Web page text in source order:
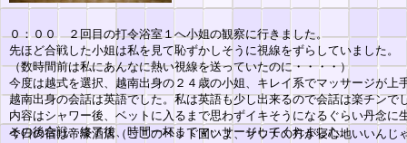
今日の宿は帝濠酒店（ここのベット固いよ、サウナの方が寝心地いいんじ
０：００ ２回目の打令浴室１へ小姐の観察に行きました。
先ほど合戦した小姐は私を見て恥ずかしそうに視線をずらしていました。
（数時間前は私にあんなに熱い視線を送っていたのに・・・・）
今度は越式を選択、越南出身の２４歳の小姐、キレイ系でマッサージが上
越南出身の会話は英語でした。私は英語も少し出来るので会話は楽チンで
内容はシャワー後、ベットに入るまで思わずイキそうになるぐらい丹念に
その後合戦、終了後、時間一杯までマッサージしてくれました。